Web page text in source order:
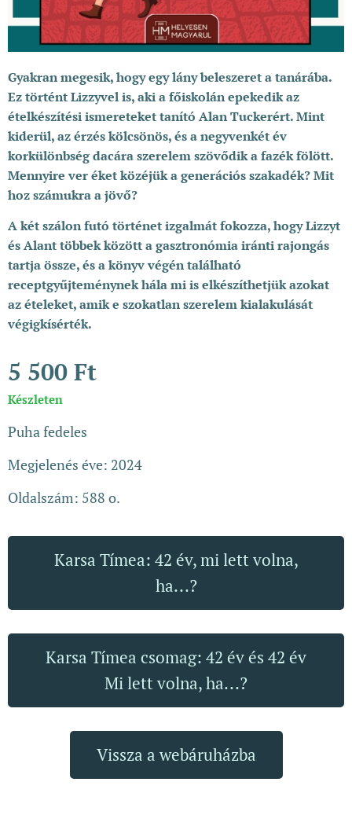
Gyakran megesik, hogy egy lány beleszeret a tanárába.
Ez történt Lizzyvel is, aki a főiskolán epekedik az
ételkészítési ismereteket tanító Alan Tuckerért. Mint
kiderül, az érzés kölcsönös, és a negyvenkét év
korkülönbség dacára szerelem szövődik a fazék fölött.
Mennyire ver éket közéjük a generációs szakadék? Mit
hoz számukra a jövő?
A két szálon futó történet izgalmát fokozza, hogy Lizzyt
és Alant többek között a gasztronómia iránti rajongás
tartja össze, és a könyv végén található
receptgyűjteménynek hála mi is elkészíthetjük azokat
az ételeket, amik e szokatlan szerelem kialakulását
végigkísérték.
5 500 Ft
Készleten
Puha fedeles
Megjelenés éve: 2024
Oldalszám: 588 o.
Karsa Tímea: 42 év, mi lett volna,
ha...?
Karsa Tímea csomag: 42 év és 42 év
Mi lett volna, ha...?
Vissza a webáruházba